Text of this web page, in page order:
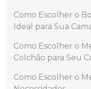
Como Escolher o
Ideal para Sua
Como Escolher o
Colchão para Seu
Como Escolher o